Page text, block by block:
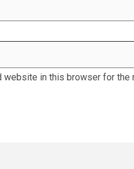
website in this browser for the